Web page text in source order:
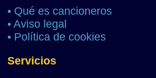
• Qué es cancioneros
• Aviso legal
• Política de cookies
Servicios